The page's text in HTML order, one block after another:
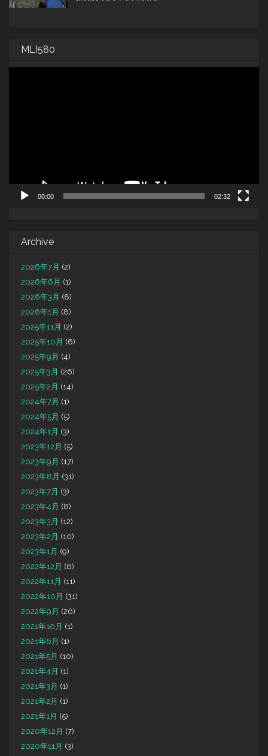
MLI580
00:00 02:32
Archive
2026年7月 (2)
2026年6月 (1)
2026年3月 (8)
2026年1月 (8)
2025年11月 (2)
2025年10月 (6)
2025年9月 (4)
2025年3月 (26)
2025年2月 (14)
2024年7月 (1)
2024年5月 (5)
2024年1月 (3)
2023年12月 (5)
2023年9月 (17)
2023年8月 (31)
2023年7月 (3)
2023年4月 (8)
2023年3月 (12)
2023年2月 (10)
2023年1月 (9)
2022年12月 (6)
2022年11月 (11)
2022年10月 (31)
2022年9月 (26)
2021年10月 (1)
2021年6月 (1)
2021年5月 (10)
2021年4月 (1)
2021年3月 (1)
2021年2月 (1)
2021年1月 (5)
2020年12月 (7)
2020年11月 (3)